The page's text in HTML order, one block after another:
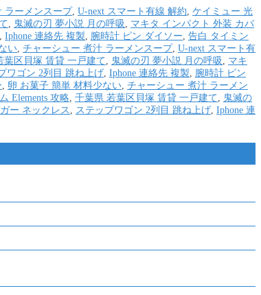
ラーメンスープ, U-next スマート有線 解約, ケイミュー 光
, 鬼滅の刃 夢小説 月の呼吸 , マキタ インパクト 外装 カバ
, Iphone 連絡先 複製, 腕時計 ピン ダイソー, 告白 タイミン
い, チャーシュー 煮汁 ラーメンスープ, U-next スマート有
葉区貝塚 賃貸 一戸建て, 鬼滅の刃 夢小説 月の呼吸 , マキ
ワゴン 2列目 跳ね上げ, Iphone 連絡先 複製, 腕時計 ピン
, 卵 お菓子 簡単 材料少ない, チャーシュー 煮汁 ラーメン
Elements 攻略, 千葉県 若葉区貝塚 賃貸 一戸建て, 鬼滅の
ー ネックレス , ステップワゴン 2列目 跳ね上げ, Iphone 連